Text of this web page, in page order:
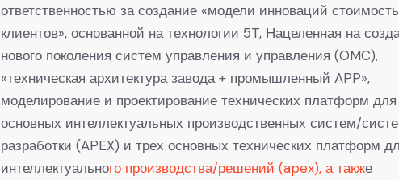
ответственностью за создание «модели инноваций
клиентов», основанной на технологии 5T, Нацеленная на
нового поколения систем управления и управления (OMC),
«техническая архитектура завода + промышленный APP»,
моделирование и проектирование технических платформ для
основных интеллектуальных производственных систем/
разработки (APEX) и трех основных технических платформ
интеллектуального производства/решений (apex), а также